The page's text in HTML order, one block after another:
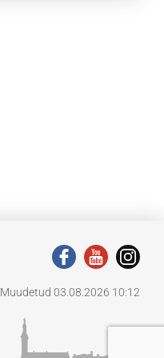
Muudetud 03.08.2026 10:12